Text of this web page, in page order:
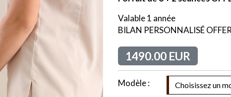
Valable 1 année
BILAN PERSONNALISÉ
1490.00 EUR
Modèle :